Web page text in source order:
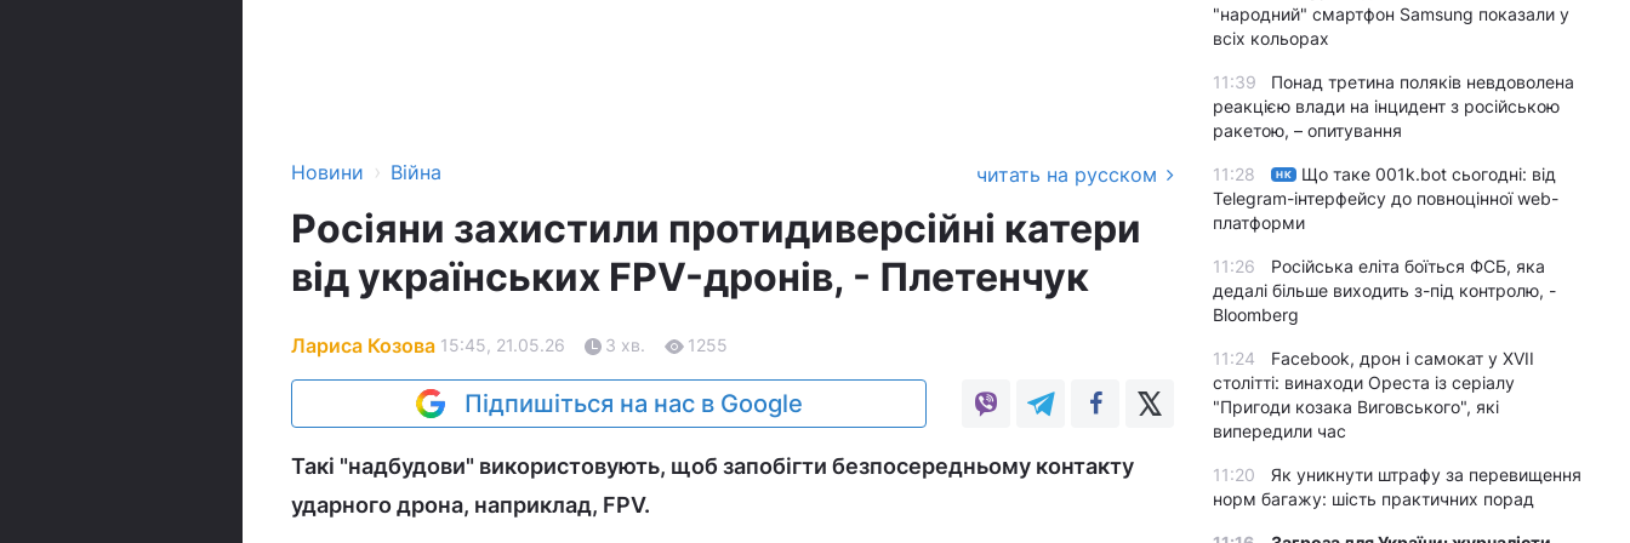
Новини › Війна читать на русском
Росіяни захистили протидиверсійні катери
від українських FPV-дронів, - Плетенчук
Лариса Козова 15:45, 21.05.26 3 хв. 1255
Підпишіться на нас в Google
Такі "надбудови" використовують, щоб запобігти безпосередньому контакту
ударного дрона, наприклад, FPV.
"народний" смартфон Samsung показали у
всіх кольорах
11:39
Понад третина поляків невдоволена
реакцією влади на інцидент з російською
ракетою, – опитування
11:28 НК
Що таке 001k.bot сьогодні: від
Telegram-інтерфейсу до повноцінної web-
платформи
11:26
Російська еліта боїться ФСБ, яка
дедалі більше виходить з-під контролю, -
Bloomberg
11:24
Facebook, дрон і самокат у XVII
столітті: винаходи Ореста із серіалу
"Пригоди козака Виговського", які
випередили час
11:20
Як уникнути штрафу за перевищення
норм багажу: шість практичних порад